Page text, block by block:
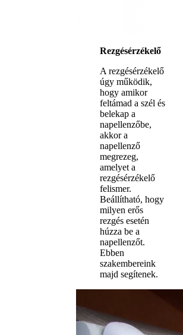
Rezgésérzékelő
A rezgésérzékelő
úgy működik,
hogy amikor
feltámad a szél és
belekap a
napellenzőbe,
akkor a
napellenző
megrezeg,
amelyet a
rezgésérzékelő
felismer.
Beállítható, hogy
milyen erős
rezgés esetén
húzza be a
napellenzőt.
Ebben
szakembereink
majd segítenek.